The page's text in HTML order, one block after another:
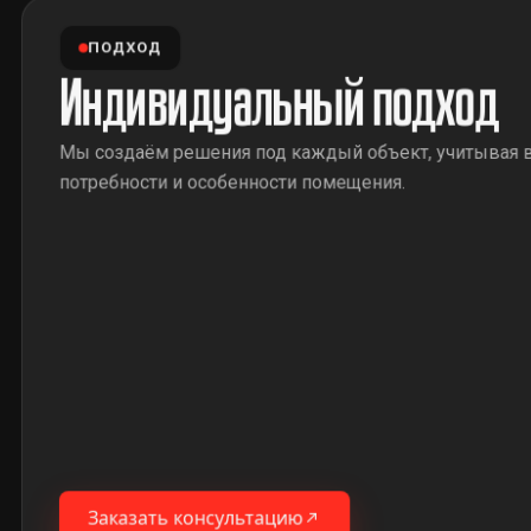
ПОДХОД
Индивидуальный подход
Мы создаём решения под каждый объект, учитывая
потребности и особенности помещения.
Заказать консультацию